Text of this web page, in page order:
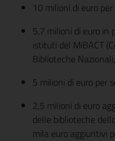
10 milioni di euro
5,7 milioni di euro in
istituti del MiBACT
Biblioteche
5 milioni di euro per
2,5 milioni di euro
delle biblioteche
mila euro aggiuntivi